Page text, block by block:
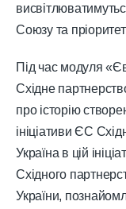
Союзу та
Під час модуля
Східне
про історію
ініціативи ЄС
Україна в цій
Східного
України,